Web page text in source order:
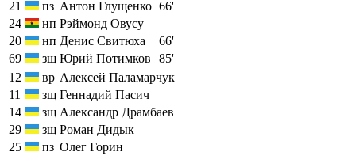
21 пз Антон Глущенко 66'
24
нп Рэймонд Овусу
20
нп Денис Свитюха
66'
69
зщ Юрий Потимков
85'
12
вр Алексей Паламарчук
11
зщ Геннадий Пасич
14
зщ Александр Драмбаев
29
зщ Роман Дидык
25
пз Олег Горин